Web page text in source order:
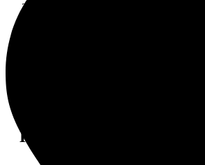
30х40 пенокартон
Примеры работ